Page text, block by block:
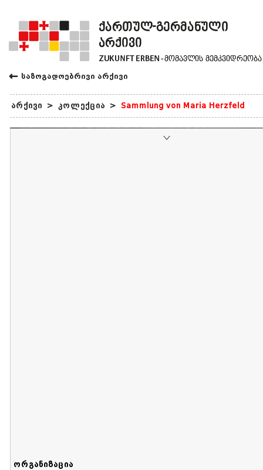
← საზოგადოებრივი არქივი
არქივი > კოლექცია > Sammlung von Maria Herzfeld
ორგანიზაცია